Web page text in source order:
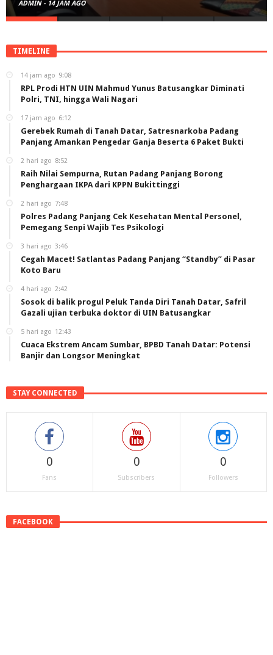
ADMIN - 17 JAM AGO
TIMELINE
14 jam ago 9:08
RPL Prodi HTN UIN Mahmud Yunus Batusangkar Diminati
Polri, TNI, hingga Wali Nagari
17 jam ago 6:12
Gerebek Rumah di Tanah Datar, Satresnarkoba Padang
Panjang Amankan Pengedar Ganja Beserta 6 Paket Bukti
2 hari ago 8:52
Raih Nilai Sempurna, Rutan Padang Panjang Borong
Penghargaan IKPA dari KPPN Bukittinggi
2 hari ago 7:48
Polres Padang Panjang Cek Kesehatan Mental Personel,
Pemegang Senpi Wajib Tes Psikologi
3 hari ago 3:46
Cegah Macet! Satlantas Padang Panjang “Standby” di Pasar
Koto Baru
4 hari ago 2:42
Sosok di balik progul Peluk Tanda Diri Tanah Datar, Safril
Gazali ujian terbuka doktor di UIN Batusangkar
5 hari ago 12:43
Cuaca Ekstrem Ancam Sumbar, BPBD Tanah Datar: Potensi
Banjir dan Longsor Meningkat
STAY CONNECTED
0
Fans
0
Subscribers
0
Followers
FACEBOOK